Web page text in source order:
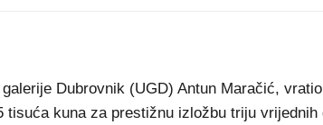
Dubrovnik (UGD) Antun Maračić,
tisuća kuna za prestižnu izložbu triju